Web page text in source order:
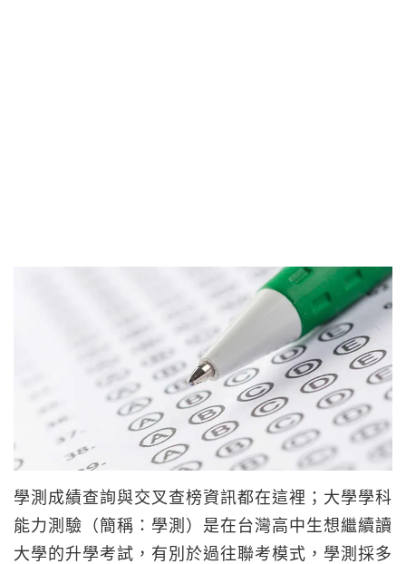
學測成績查詢與交叉查榜資訊都在這裡；大學學科
能力測驗（簡稱：學測）是在台灣高中生想繼續讀
大學的升學考試，有別於過往聯考模式，學測採多